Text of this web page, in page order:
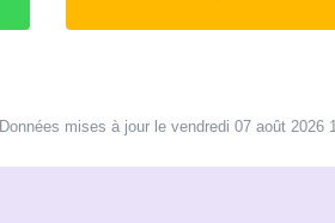
Données mises à jour le vendredi 07 août 2026